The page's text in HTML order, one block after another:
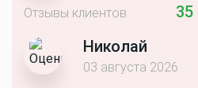
Отзывы клиентов 35
Николай
03 августа 2026